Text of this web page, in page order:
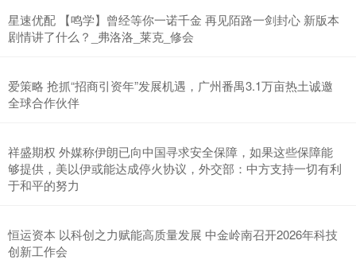
星速优配 【鸣学】曾经等你一诺千金 再见陌路一剑封心 新版本
剧情讲了什么？_弗洛洛_莱克_修会
爱策略 抢抓“招商引资年”发展机遇，广州番禺3.1万亩热土诚邀
全球合作伙伴
祥盛期权 外媒称伊朗已向中国寻求安全保障，如果这些保障能
够提供，美以伊或能达成停火协议，外交部：中方支持一切有利
于和平的努力
恒运资本 以科创之力赋能高质量发展 中金岭南召开2026年科技
创新工作会